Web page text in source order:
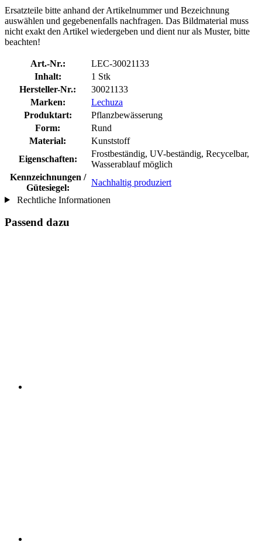
Ersatzteile bitte anhand der Artikelnummer und Bezeichnung
auswählen und gegebenenfalls nachfragen. Das Bildmaterial muss
nicht exakt den Artikel wiedergeben und dient nur als Muster, bitte
beachten!
Art.-Nr.:
LEC-30021133
Inhalt:
1 Stk
Hersteller-Nr.:
30021133
Marken:
Lechuza
Produktart:
Pflanzbewässerung
Form:
Rund
Material:
Kunststoff
Eigenschaften:
Frostbeständig, UV-beständig, Recycelbar,
Wasserablauf möglich
Kennzeichnungen /
Gütesiegel:
Nachhaltig produziert
Rechtliche Informationen
Passend dazu